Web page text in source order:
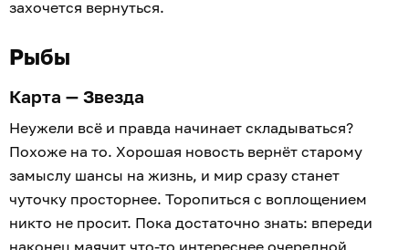
захочется вернуться.
Рыбы
Карта — Звезда
Неужели всё и правда начинает складываться?
Похоже на то. Хорошая новость вернёт старому
замыслу шансы на жизнь, и мир сразу станет
чуточку просторнее. Торопиться с воплощением
никто не просит. Пока достаточно знать: впереди
наконец маячит что-то интереснее очередной